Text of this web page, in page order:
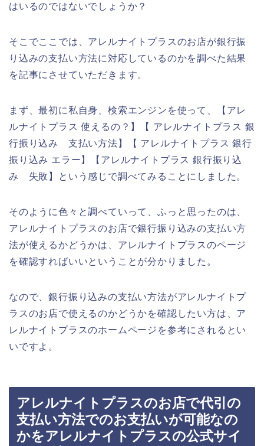
はいるのではないでしょうか？
そこでここでは、アレルナイトプラスのお店が銀行振
り込みの支払い方法に対応しているのかを調べた結果
を記事にさせていただきます。
まず、最初に私自身、検索エンジンを使って、【アレ
ルナイトプラス 使えるの？】【 アレルナイトプラス 銀
行振り込み 支払い方法】【 アレルナイトプラス 銀行
振り込み エラー】【アレルナイトプラス 銀行振り込
み 失敗】という感じで調べてみることにしました。
そのように色々と調べていって、ふっと思ったのは、
アレルナイトプラスのお店で銀行振り込みの支払い方
法が使えるかどうかは、アレルナイトプラスのページ
を確認すればいいということが分かりました。
なので、銀行振り込みの支払い方法がアレルナイトプ
ラスのお店で使えるのかどうかを確認したい方は、ア
レルナイトプラスのホームページを参考にされるとい
いですよ。
アレルナイトプラスのお店で代引の
支払い方法でのお支払いが可能なの
かをアレルナイトプラスの公式サイ